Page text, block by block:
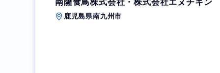
南薩食鳥株式会社・株式会社エヌチキン
鹿児島県南九州市